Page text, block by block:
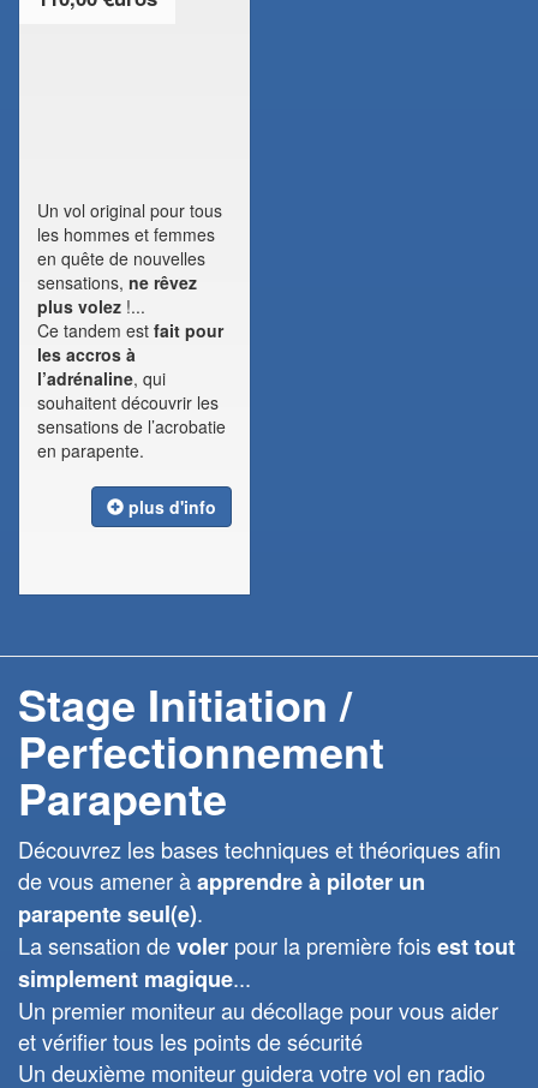
Un vol original pour tous
les hommes et femmes
en quête de nouvelles
sensations, ne rêvez
plus volez !...
Ce tandem est fait pour
les accros à
l’adrénaline, qui
souhaitent découvrir les
sensations de l’acrobatie
en parapente.
plus d'info
Stage Initiation /
Perfectionnement
Parapente
Découvrez les bases techniques et théoriques afin
de vous amener àapprendre à piloter un
parapente seul(e).
La sensation devoler pour la première foisest tout
simplement magique...
Un premier moniteur au décollage pour vous aider
et vérifier tous les points de sécurité
Un deuxième moniteur guidera votre vol en radio